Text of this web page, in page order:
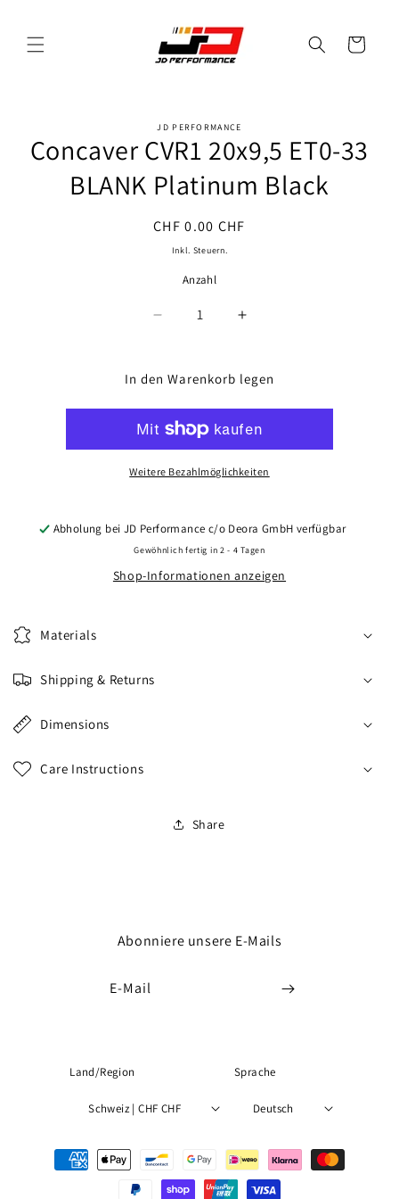
Inhalt
Warenkorb
JD PERFORMANCE
Concaver CVR1 20x9,5 ET0-33
BLANK Platinum Black
Normaler
Preis
CHF 0.00 CHF
Inkl. Steuern.
Anzahl
Anzahl
Verringere
für
CVR1
20x9,5
ET0-
33
Black
Erhöhe
für
20x9,5
ET0-
33
Black
In den Warenkorb legen
Weitere Bezahlmöglichkeiten
Abholung bei JD Performance c/o Deora GmbH verfügbar
Gewöhnlich fertig in 2 - 4 Tagen
Shop-Informationen anzeigen
Materials
Shipping & Returns
Dimensions
Care Instructions
Share
Abonniere unsere E-Mails
E-Mail
Land/Region
Schweiz | CHF CHF
Sprache
Deutsch
Zahlungsmethoden